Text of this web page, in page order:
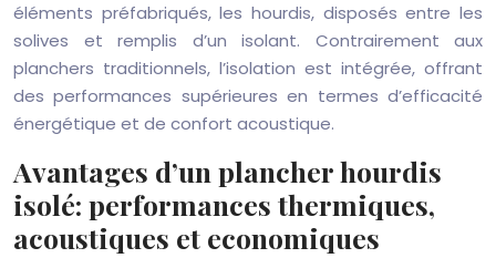
éléments préfabriqués, les hourdis, disposés entre les
solives et remplis d’un isolant. Contrairement aux
planchers traditionnels, l’isolation est intégrée, offrant
des performances supérieures en termes d’efficacité
énergétique et de confort acoustique.
Avantages d’un plancher hourdis
isolé: performances thermiques,
acoustiques et economiques